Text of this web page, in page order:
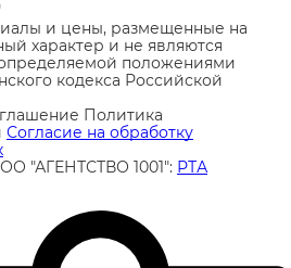
и цены, размещенные на
характер и не являются
положениями
кодекса Российской
Политика
Согласие на обработку
"АГЕНТСТВО 1001": РТА